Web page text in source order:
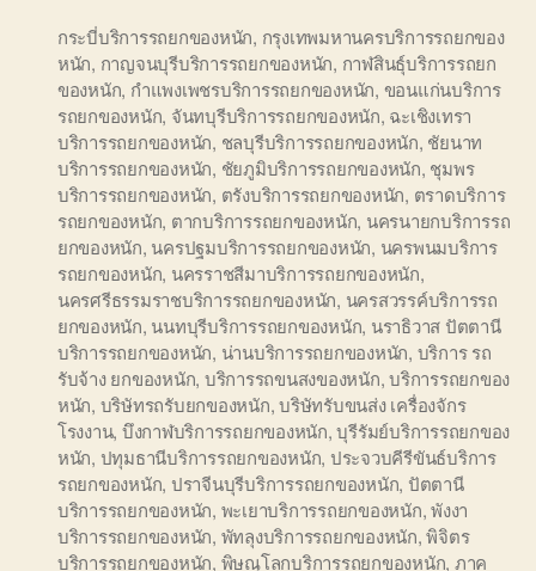
กระบี่บริการรถยกของหนัก, กรุงเทพมหานครบริการรถยกของ
หนัก, กาญจนบุรีบริการรถยกของหนัก, กาฬสินธุ์บริการรถยก
ของหนัก, กำแพงเพชรบริการรถยกของหนัก, ขอนแก่นบริการ
รถยกของหนัก, จันทบุรีบริการรถยกของหนัก, ฉะเชิงเทรา
บริการรถยกของหนัก, ชลบุรีบริการรถยกของหนัก, ชัยนาท
บริการรถยกของหนัก, ชัยภูมิบริการรถยกของหนัก, ชุมพร
บริการรถยกของหนัก, ตรังบริการรถยกของหนัก, ตราดบริการ
รถยกของหนัก, ตากบริการรถยกของหนัก, นครนายกบริการรถ
ยกของหนัก, นครปฐมบริการรถยกของหนัก, นครพนมบริการ
รถยกของหนัก, นครราชสีมาบริการรถยกของหนัก,
นครศรีธรรมราชบริการรถยกของหนัก, นครสวรรค์บริการรถ
ยกของหนัก, นนทบุรีบริการรถยกของหนัก, นราธิวาส ปัตตานี
บริการรถยกของหนัก, น่านบริการรถยกของหนัก, บริการ รถ
รับจ้าง ยกของหนัก, บริการรถขนสงของหนัก,บริการรถยกของ
หนัก, บริษัทรถรับยกของหนัก,บริษัทรับขนส่ง เครื่องจักร
โรงงาน, บึงกาฬบริการรถยกของหนัก,บุรีรัมย์บริการรถยกของ
หนัก, ปทุมธานีบริการรถยกของหนัก, ประจวบคีรีขันธ์บริการ
รถยกของหนัก, ปราจีนบุรีบริการรถยกของหนัก, ปัตตานี
บริการรถยกของหนัก, พะเยาบริการรถยกของหนัก,พังงา
บริการรถยกของหนัก, พัทลุงบริการรถยกของหนัก,พิจิตร
บริการรถยกของหนัก, พิษณุโลกบริการรถยกของหนัก, ภาค